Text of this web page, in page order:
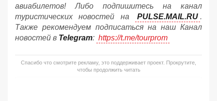
авиабилетов! Либо подпишитесь на канал
туристических новостей на
PULSE.MAIL.RU .
Также рекомендуем подписаться на наш Канал
новостей в Telegram: https://t.me/tourprom
Спасибо что смотрите рекламу, это поддерживает проект. Прокрутите,
чтобы продолжить читать